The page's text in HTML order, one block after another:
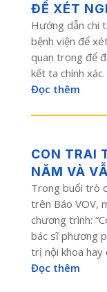
ĐỂ XÉT
Hướng dẫn chi
bệnh viện để
quan trọng để
kết ta chính xác.
Đọc thêm
CON TRAI
NĂM VÀ
Trong buổi trò
trên Báo VOV,
chương trình:
bác sĩ phương
trị nội khoa hay
Đọc thêm